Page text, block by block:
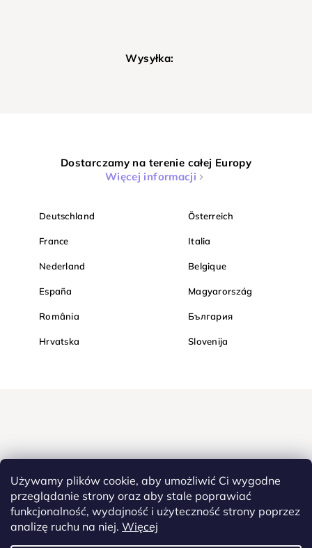
Używamy plików cookie, aby umożliwić Ci wygodne
przeglądanie strony oraz aby stale poprawiać
funkcjonalność, wydajność i użyteczność strony poprzez
analizę ruchu na niej. Więcej
Wysyłka:
Dostarczamy na terenie całej Europy
Więcej informacji
Deutschland Österreich
France Italia
Nederland Belgique
España Magyarország
România България
Hrvatska Slovenija
Kupuj bezpiecznie w Diamondi. Dzięki protokołowi HTTPS Twoje
poufne dane są całkowicie bezpieczne - wszystkie informacje